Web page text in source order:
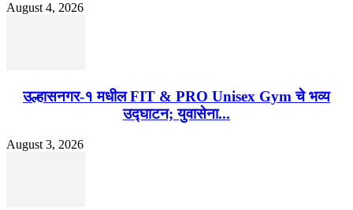
August 4, 2026
उल्हासनगर-१ मधील FIT & PRO Unisex Gym चे भव्य
उद्घाटन; युवासेना...
August 3, 2026